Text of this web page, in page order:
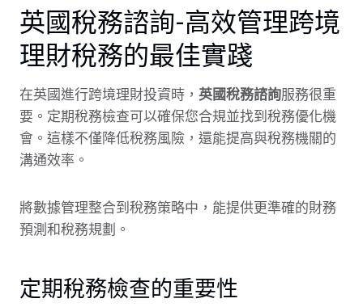
英國稅務諮詢-高效管理跨境
理財稅務的最佳實踐
在英國進行跨境理財投資時， 英國稅務諮詢服務很重
要。定期稅務檢查可以確保您合規並找到稅務優化機
會。這樣不僅降低稅務風險，還能提高與稅務機關的
溝通效率。
將數據管理整合到稅務策略中，能提供更準確的財務
預測和稅務規劃。
定期稅務檢查的重要性